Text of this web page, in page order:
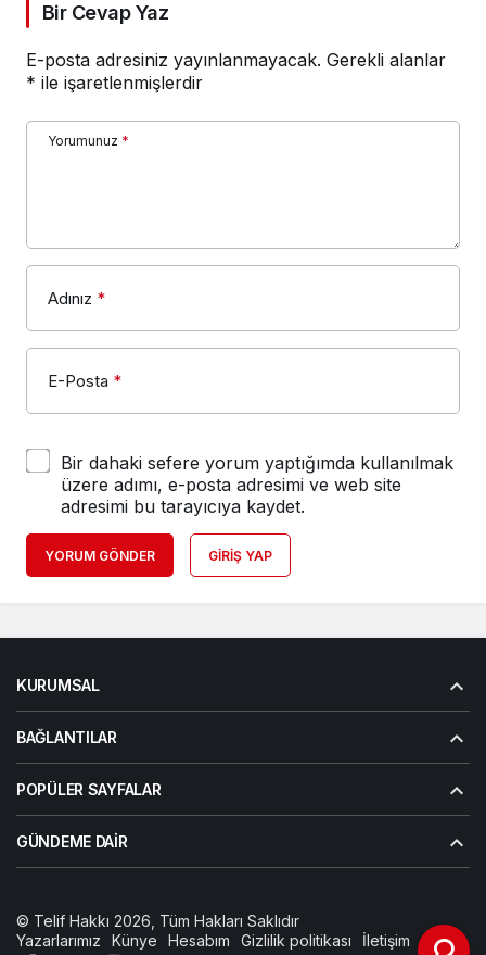
Bir Cevap Yaz
E-posta adresiniz yayınlanmayacak. Gerekli alanlar
* ile işaretlenmişlerdir
Yorumunuz *
Adınız *
E-Posta *
Bir dahaki sefere yorum yaptığımda kullanılmak
üzere adımı, e-posta adresimi ve web site
adresimi bu tarayıcıya kaydet.
YORUM GÖNDER GIRIŞ YAP
KURUMSAL
BAĞLANTILAR
POPÜLER SAYFALAR
GÜNDEME DAIR
© Telif Hakkı 2026, Tüm Hakları Saklıdır
Yazarlarımız
Künye Hesabım Gizlilik politikası İletişim